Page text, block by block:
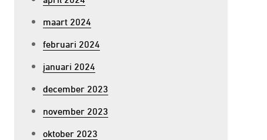
maart 2024
februari 2024
januari 2024
december 2023
november 2023
oktober 2023